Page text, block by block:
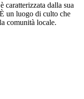
caratterizzata dalla sua
un luogo di culto che
comunità locale.